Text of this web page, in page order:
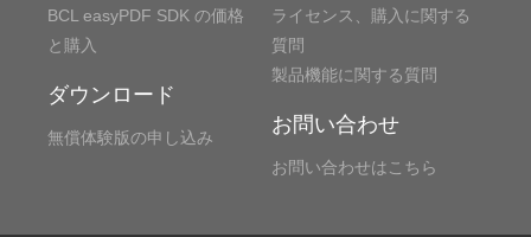
BCL easyPDF SDK の価格
と購入
ダウンロード
無償体験版の申し込み
ライセンス、購入に関する
質問
製品機能に関する質問
お問い合わせ
お問い合わせはこちら